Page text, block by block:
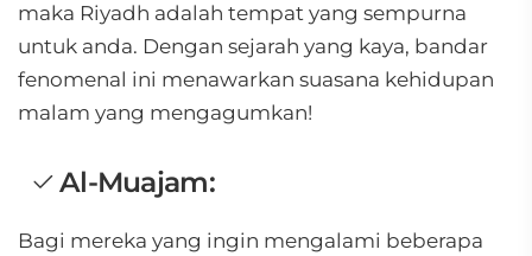
maka Riyadh adalah tempat yang sempurna
untuk anda. Dengan sejarah yang kaya, bandar
fenomenal ini menawarkan suasana kehidupan
malam yang mengagumkan!
Al-Muajam:
Bagi mereka yang ingin mengalami beberapa